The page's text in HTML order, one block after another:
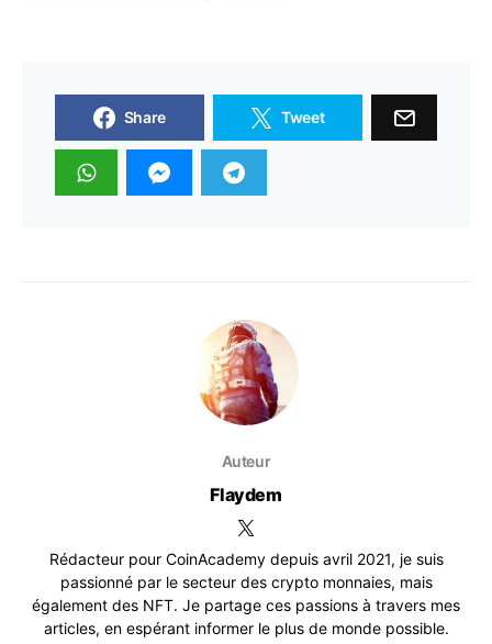
Share Tweet
Auteur
Flaydem
Rédacteur pour CoinAcademy depuis avril 2021, je suis
passionné par le secteur des crypto monnaies, mais
également des NFT. Je partage ces passions à travers mes
articles, en espérant informer le plus de monde possible.